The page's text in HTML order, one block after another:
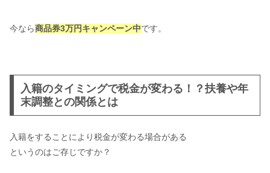
今なら商品券3万円キャンペーン中です。
入籍のタイミングで税金が変わる！？扶養や年
末調整との関係とは
入籍をすることにより税金が変わる場合がある
というのはご存じですか？